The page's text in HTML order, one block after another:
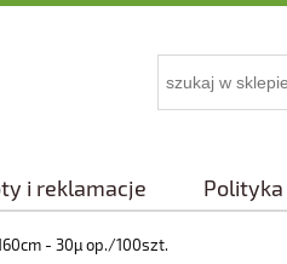
i reklamacje
- 30µ op./100szt.